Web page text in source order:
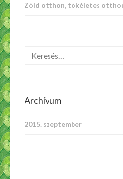
Zöld otthon, tökéletes
Archívum
2015. szeptember